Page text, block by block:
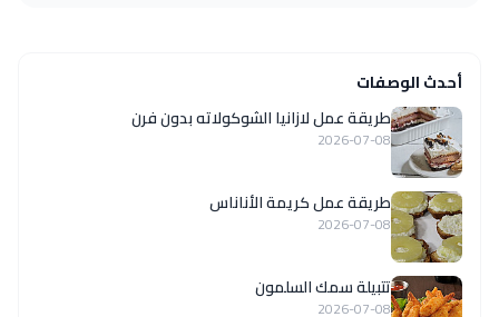
أحدث الوصفات
طريقة عمل لازانيا الشوكولاته بدون فرن
2026-07-08
طريقة عمل كريمة الأناناس
2026-07-08
تتبيلة سمك السلمون
2026-07-08